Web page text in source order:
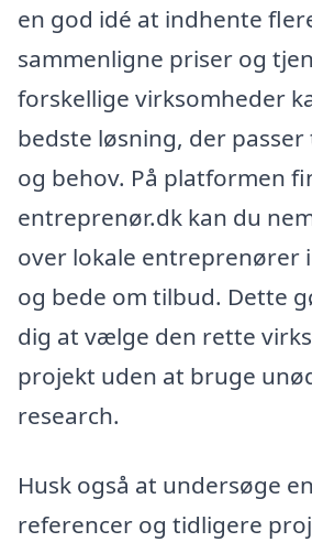
en god idé at indhente
sammenligne priser og
forskellige virksomheder
bedste løsning, der
og behov. På platformen
entreprenør.dk kan du
over lokale entreprenører
og bede om tilbud. Dette
dig at vælge den rette
projekt uden at bruge
research.
Husk også at undersøge
referencer og tidligere